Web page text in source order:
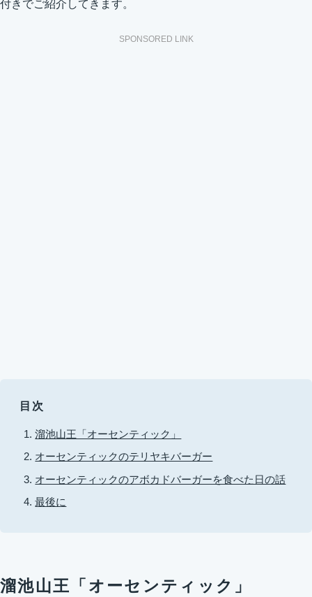
付きでご紹介してきます。
SPONSORED LINK
目次
溜池山王「オーセンティック」
オーセンティックのテリヤキバーガー
オーセンティックのアボカドバーガーを食べた日の話
最後に
溜池山王「オーセンティック」